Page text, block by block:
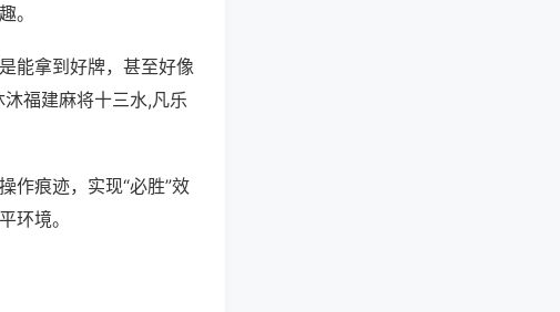
。
能拿到好牌，甚至好像
福建麻将十三水,凡乐
作痕迹，实现“必胜”效
环境。